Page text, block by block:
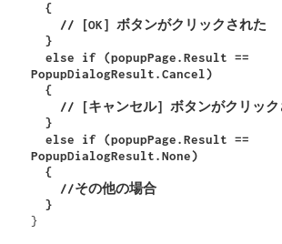
  {
    //［
OK］ボタンがクリックされた
  }
  else if (popupPage.Result ==
PopupDialogResult.Cancel)
  {
    //［
キャンセル］ボタンがクリック
  }
  else if (popupPage.Result ==
PopupDialogResult.None)
  {
}